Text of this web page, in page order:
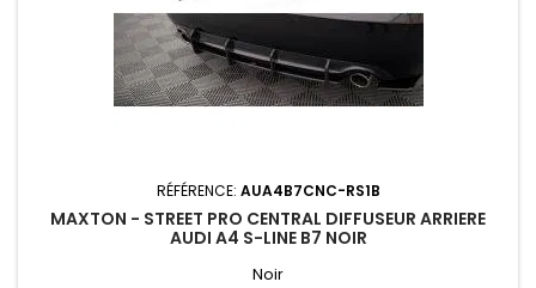
RÉFÉRENCE: AUA4B7CNC-RS1B
MAXTON - STREET PRO CENTRAL DIFFUSEUR ARRIERE
AUDI A4 S-LINE B7 NOIR
Noir